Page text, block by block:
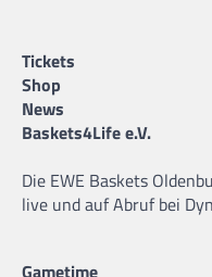
Tickets
Shop
News
Baskets4Life e.V.
Die EWE Baskets
live und auf Abruf bei Dyn
Gametime